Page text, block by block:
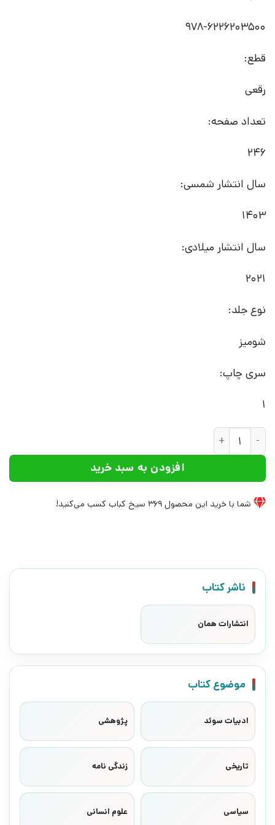
978-6226203500
قطع:
رقعی
تعداد صفحه:
246
سال انتشار شمسی:
1403
سال انتشار میلادی:
2021
نوع جلد:
شومیز
سری چاپ:
1
کتاب از عشق و استبداد | انتشارات همان عدد
افزودن به سبد خرید
شما با خرید این محصول 369 سیخ کباب کسب می‌کنید!
ناشر کتاب
انتشارات همان
موضوع کتاب
ادبیات سوئد پژوهشی
تاریخی زندگی نامه
سیاسی علوم انسانی